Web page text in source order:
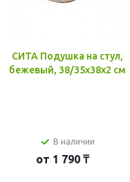
СИТА Подушка на стул,
бежевый, 38/35x38x2 см
В наличии
от 1 790 ₸